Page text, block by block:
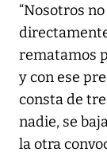
“Nosotros
rematamos
y con ese
consta de
nadie, se
la otra